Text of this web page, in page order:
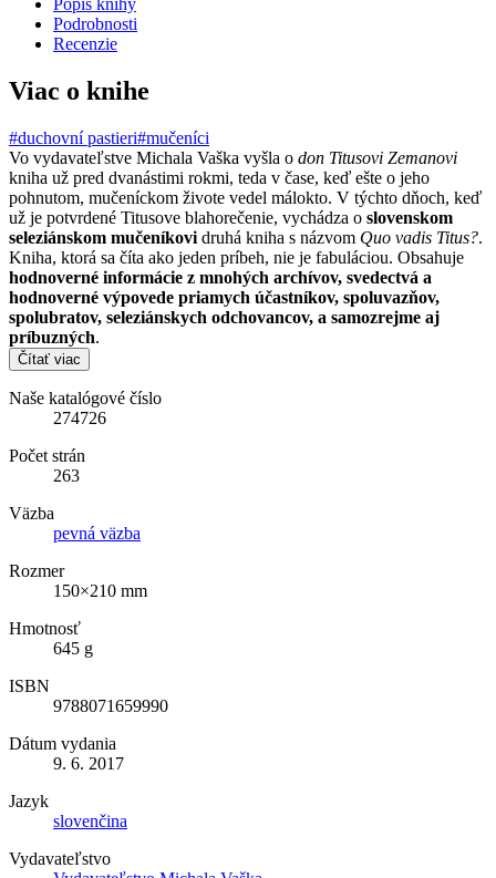
Podrobnosti
Recenzie
Viac o knihe
#duchovní pastieri#mučeníci
Vo vydavateľstve Michala Vaška vyšla o don Titusovi Zemanovi
kniha už pred dvanástimi rokmi, teda v čase, keď ešte o jeho
pohnutom, mučeníckom živote vedel málokto. V týchto dňoch, keď
už je potvrdené Titusove blahorečenie, vychádza o slovenskom
seleziánskom mučeníkovi druhá kniha s názvom Quo vadis Titus?.
Kniha, ktorá sa číta ako jeden príbeh, nie je fabuláciou. Obsahuje
hodnoverné informácie z mnohých archívov, svedectvá a
hodnoverné výpovede priamych účastníkov, spoluvazňov,
spolubratov, seleziánskych odchovancov, a samozrejme aj
príbuzných.
Čítať viac
Naše katalógové číslo
274726
Počet strán
263
Väzba
pevná väzba
Rozmer
150×210 mm
Hmotnosť
645 g
ISBN
9788071659990
Dátum vydania
9. 6. 2017
Jazyk
slovenčina
Vydavateľstvo